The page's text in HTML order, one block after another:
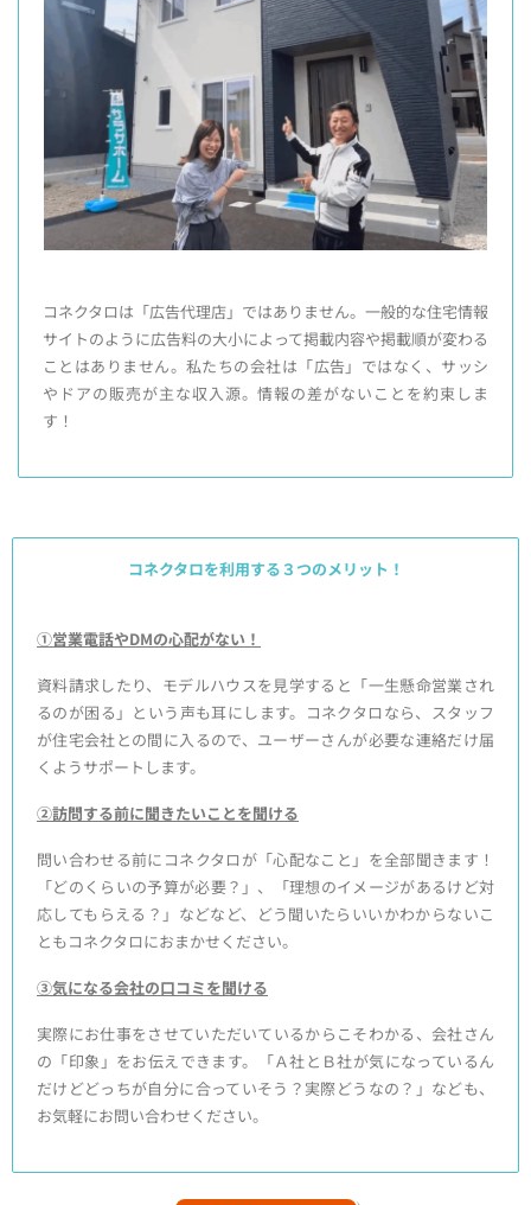
コネクタロは「広告代理店」ではありません。一般的な住宅情報
サイトのように広告料の大小によって掲載内容や掲載順が変わる
ことはありません。私たちの会社は「広告」ではなく、サッシ
やドアの販売が主な収入源。情報の差がないことを約束しま
す！
コネクタロを利用する３つのメリット！
①営業電話やDMの心配がない！
資料請求したり、モデルハウスを見学すると「一生懸命営業され
るのが困る」という声も耳にします。コネクタロなら、スタッフ
が住宅会社との間に入るので、ユーザーさんが必要な連絡だけ届
くようサポートします。
②訪問する前に聞きたいことを聞ける
問い合わせる前にコネクタロが「心配なこと」を全部聞きます！
「どのくらいの予算が必要？」、「理想のイメージがあるけど対
応してもらえる？」などなど、どう聞いたらいいかわからないこ
ともコネクタロにおまかせください。
③気になる会社の口コミを聞ける
実際にお仕事をさせていただいているからこそわかる、会社さん
の「印象」をお伝えできます。「Ａ社とＢ社が気になっているん
だけどどっちが自分に合っていそう？実際どうなの？」なども、
お気軽にお問い合わせください。